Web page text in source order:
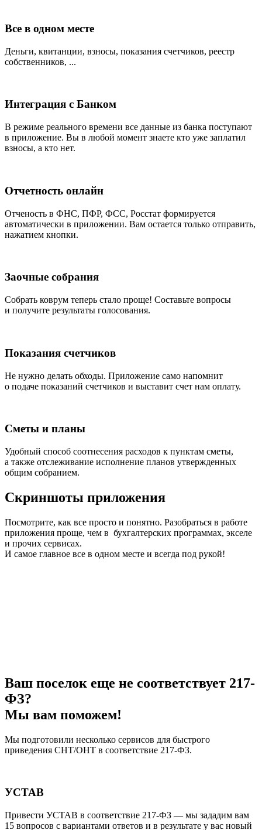
Все в одном месте
Деньги, квитанции, взносы, показания счетчиков, реестр
собственников, ...
Интеграция с Банком
В режиме реального времени все данные из банка поступают
в приложение. Вы в любой момент знаете кто уже заплатил
взносы, а кто нет.
Отчетность онлайн
Отченость в ФНС, ПФР, ФСС, Росстат формируется
автоматически в приложении. Вам остается только отправить,
нажатием кнопки.
Заочные собрания
Собрать коврум теперь стало проще! Составьте вопросы
и получите результаты голосования.
Показания счетчиков
Не нужно делать обходы. Приложение само напомнит
о подаче показаний счетчиков и выставит счет нам оплату.
Сметы и планы
Удобный способ соотнесения расходов к пунктам сметы,
а также отслеживание исполнение планов утвержденных
общим собранием.
Скриншоты приложения
Посмотрите, как все просто и понятно. Разобраться в работе
приложения проще, чем в бухгалтерских программах, экселе
и прочих сервисах.
И самое главное все в одном месте и всегда под рукой!
Ваш поселок еще не соответствует 217-
ФЗ?
Мы вам поможем!
Мы подготовили несколько сервисов для быстрого
приведения СНТ/ОНТ в соответствие 217-ФЗ.
УСТАВ
Привести УСТАВ в соответствие 217-ФЗ — мы зададим вам
15 вопросов с вариантами ответов и в результате у вас новый